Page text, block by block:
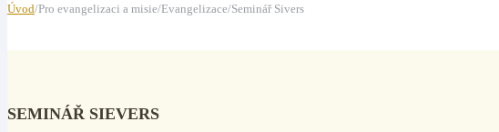
Úvod/Pro evangelizaci a misie/Evangelizace/Seminář Sivers
SEMINÁŘ SIEVERS